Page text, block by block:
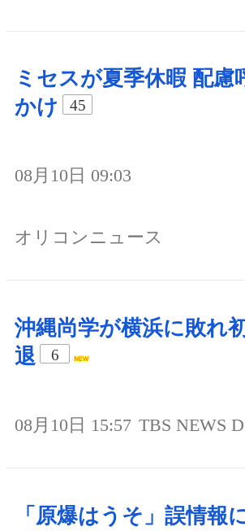
ミセスが夏季休暇 配慮
かけ
45
08月10日 09:03
オリコンニュース
沖縄尚学が横浜に敗れ
退
6
08月10日 15:57 TBS NEWS
「原爆はうそ」誤情報